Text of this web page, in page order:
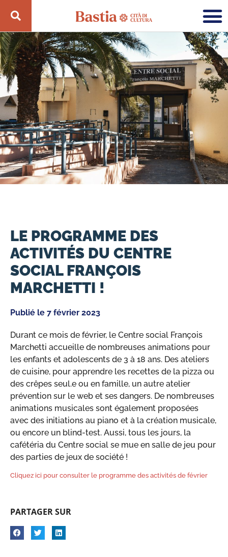
LE PROGRAMME DES
ACTIVITÉS DU CENTRE
SOCIAL FRANÇOIS
MARCHETTI !
Publié le 7 février 2023
Durant ce mois de février, le Centre social François
Marchetti accueille de nombreuses animations pour
les enfants et adolescents de 3 à 18 ans. Des ateliers
de cuisine, pour apprendre les recettes de la pizza ou
des crêpes seul.e ou en famille, un autre atelier
prévention sur le web et ses dangers. De nombreuses
animations musicales sont également proposées
avec des initiations au piano et à la création musicale,
ou encore un blind-test. Aussi, tous les jours, la
cafétéria du Centre social se mue en salle de jeu pour
des parties de jeux de société !
Cliquez ici pour consulter le programme des activités de février
PARTAGER SUR